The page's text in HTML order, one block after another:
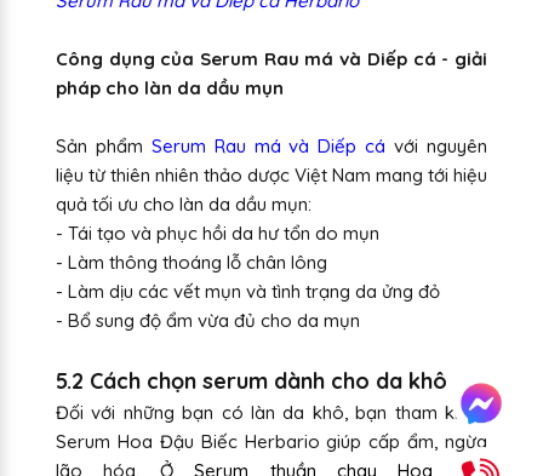
Công dụng của Serum Rau má và Diếp cá - giải
pháp cho làn da dầu mụn
Sản phẩm Serum Rau má và Diếp cá với nguyên
liệu từ thiên nhiên thảo dược Việt Nam mang tới hiệu
quả tối ưu cho làn da dầu mụn:
- Tái tạo và phục hồi da hư tổn do mụn
- Làm thông thoáng lỗ chân lông
- Làm dịu các vết mụn và tình trạng da ửng đỏ
- Bổ sung độ ẩm vừa đủ cho da mụn
5.2 Cách chọn serum dành cho da khô
Đối với những bạn có làn da khô, bạn tham khảo
Serum Hoa Đậu Biếc Herbario giúp cấp ẩm, ngừa
lão hóa. ỞSerum thuần chay Hoa Đậu